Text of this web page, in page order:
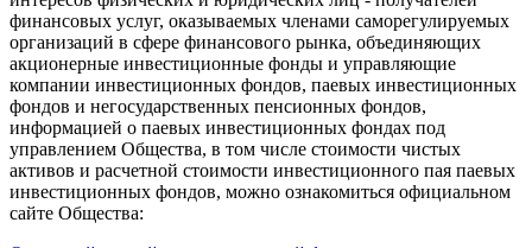
финансовых услуг, оказываемых членами саморегулируемых
организаций в сфере финансового рынка, объединяющих
акционерные инвестиционные фонды и управляющие
компании инвестиционных фондов, паевых инвестиционных
фондов и негосударственных пенсионных фондов,
информацией о паевых инвестиционных фондах под
управлением Общества, в том числе стоимости чистых
активов и расчетной стоимости инвестиционного пая паевых
инвестиционных фондов, можно ознакомиться официальном
сайте Общества: